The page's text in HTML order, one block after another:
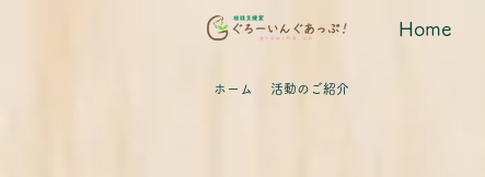
Home
ホーム ​活動のご紹介